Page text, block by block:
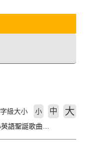
字級大小 小 中 大